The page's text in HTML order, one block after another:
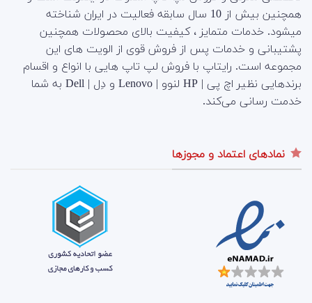
همچنین بیش از 10 سال سابقه فعالیت در ایران شناخته
میشود. خدمات متمایز ، کیفیت بالای محصولات همچنین
پشتیبانی و خدمات پس از فروش قوی از الویت های این
مجموعه است. رایتاپ با فروش لپ تاپ هایی با انواع و اقسام
برندهایی نظیر اچ پی | HP لنوو | Lenovo و دِل | Dell به شما
خدمت رسانی می‌کند.
نمادهای اعتماد و مجوزها